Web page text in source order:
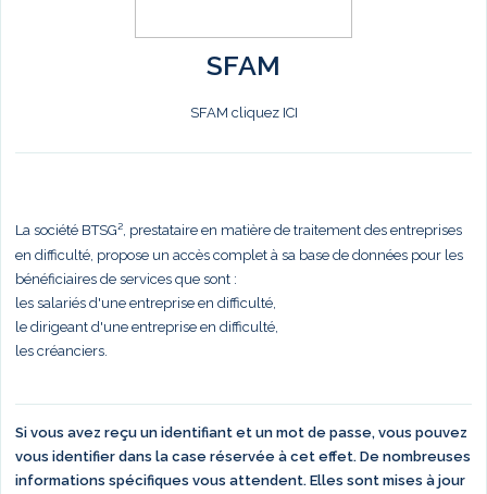
SFAM
SFAM cliquez ICI
La société BTSG², prestataire en matière de traitement des entreprises
en difficulté, propose un accès complet à sa base de données pour les
bénéficiaires de services que sont :
les salariés d'une entreprise en difficulté,
le dirigeant d'une entreprise en difficulté,
les créanciers.
Si vous avez reçu un identifiant et un mot de passe, vous pouvez
vous identifier dans la case réservée à cet effet. De nombreuses
informations spécifiques vous attendent. Elles sont mises à jour